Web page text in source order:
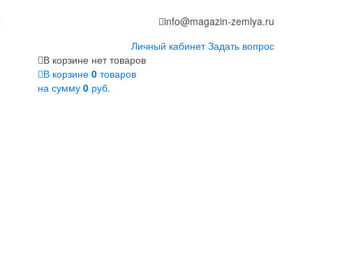
info@magazin-zemlya.ru
Личный кабинет Задать вопрос
В корзине нет товаров
В корзине 0 товаров
на сумму 0 руб.